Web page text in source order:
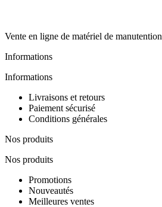
Vente en ligne de matériel de manutention
Informations
Informations
Livraisons et retours
Paiement sécurisé
Conditions générales
Nos produits
Nos produits
Promotions
Nouveautés
Meilleures ventes